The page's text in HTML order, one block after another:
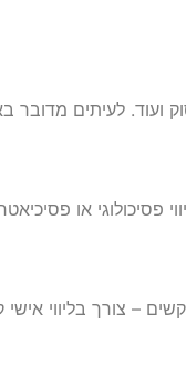
ועוד. לעיתים מדובר
פסיכולוגי או
– צורך בליווי אישי